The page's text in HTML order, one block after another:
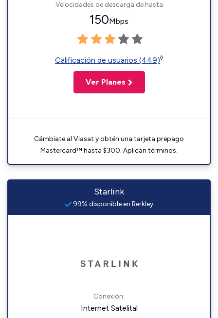
Velocidades de descarga de hasta
150Mbps
Calificación de usuarios (449)◊
Ver Planes
Cámbiate al Viasat y obtén una tarjeta prepago
Mastercard™ hasta $300. Aplican términos.
Starlink
99% disponible en Berkley
Conexión:
Internet Satelital